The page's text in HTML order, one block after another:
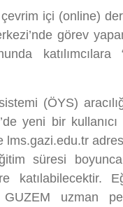
içi (online)
görev
katılımcılara
(ÖYS)
yeni bir kullanıcı
lms.gazi.edu.tr
süresi
katılabilecektir.
GUZEM uzman